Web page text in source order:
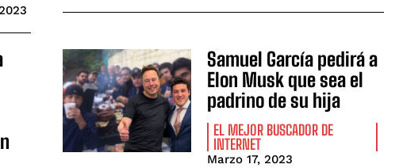
Samuel García pedirá a
Elon Musk que sea el
padrino de su hija
EL MEJOR BUSCADOR DE
INTERNET
Marzo 17, 2023